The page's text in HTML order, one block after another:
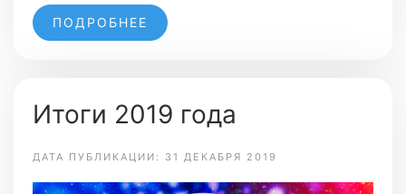
ПОДРОБНЕЕ
Итоги 2019 года
ДАТА ПУБЛИКАЦИИ: 31 ДЕКАБРЯ 2019